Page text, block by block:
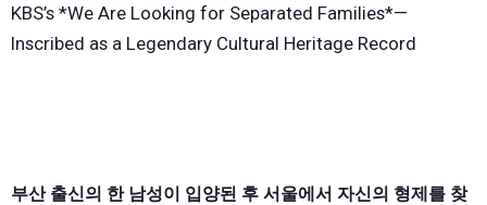
KBS’s *We Are Looking for Separated Families*—
Inscribed as a Legendary Cultural Heritage Record
부산 출신의 한 남성이 입양된 후 서울에서 자신의 형제를 찾